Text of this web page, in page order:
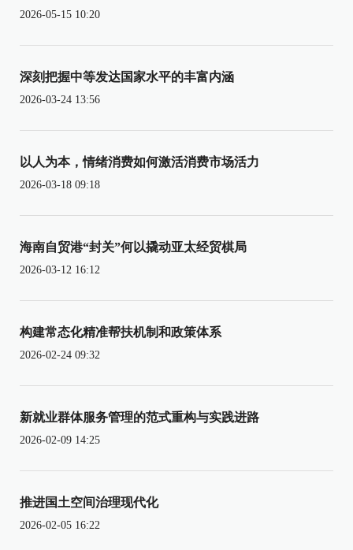
2026-05-15 10:20
深刻把握中等发达国家水平的丰富内涵
2026-03-24 13:56
以人为本，情绪消费如何激活消费市场活力
2026-03-18 09:18
海南自贸港“封关”何以撬动亚太经贸棋局
2026-03-12 16:12
构建常态化精准帮扶机制和政策体系
2026-02-24 09:32
新就业群体服务管理的范式重构与实践进路
2026-02-09 14:25
推进国土空间治理现代化
2026-02-05 16:22